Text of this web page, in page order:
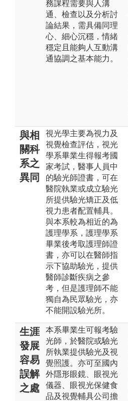
務課程需要與人溝
通、檢查以及分析討
論結果，需具備同理
心、細心沉穩，情緒
穩定且能夠人互動溝
通協調之基本能力。
與相
關科
系之
異同
視光學主要為視力及
視覺檢查評估，視光
學系畢業生得報考國
家考試，醫事人員中
的驗光師證書，可在
醫院執業或成立驗光
所提供驗光矯正及低
視力患者配置輔具。
與本系較為相近的為
護理學系，護理學系
畢業後考取護理師證
書，亦可以在醫師指
示下協助驗光，提供
醫師診斷疾病之參
考，但是護理師不能
獨自為民眾驗光，亦
不能開設驗光所。
生涯
發展
容易
誤解
之處
本系畢業生可報考驗
光師，於醫院或驗光
所執業提供驗光及視
覺照護。亦可至國內
外隱形眼鏡、眼視光
儀器、眼視光保健食
品及視覺輔具公司擔